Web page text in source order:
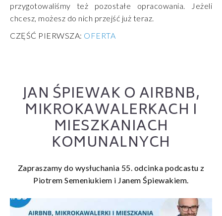
przygotowaliśmy też pozostałe opracowania. Jeżeli
chcesz, możesz do nich przejść już teraz.
CZĘŚĆ PIERWSZA: OFERTA
JAN ŚPIEWAK O AIRBNB,
MIKROKAWALERKACH I
MIESZKANIACH
KOMUNALNYCH
Zapraszamy do wysłuchania 55. odcinka podcastu z
Piotrem Semeniukiem i Janem Śpiewakiem.